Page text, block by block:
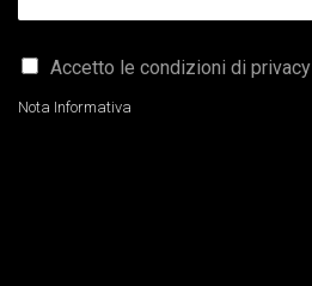
G
P
Accetto le condizioni di privacy
Nota Informativa